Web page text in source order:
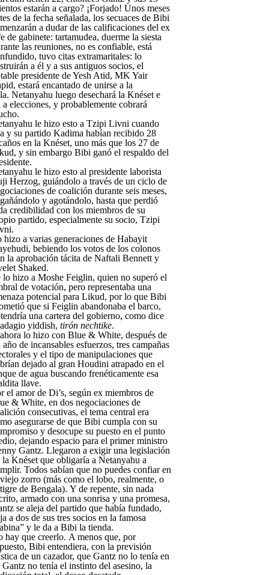
estarán a cargo? ¡Forjado! Unos meses
de la fecha señalada, los secuaces de Bibi
a dudar de las calificaciones del ex
de gabinete: tartamudea, duerme la siesta
las reuniones, no es confiable, está
tuvo citas extramaritales: lo
a él y a sus antiguos socios, el
presidente de Yesh Atid, MK Yair
estará encantado de unirse a la
Netanyahu luego desechará la Knéset e
a elecciones, y probablemente cobrará
le hizo esto a Tzipi Livni cuando
y su partido Kadima habían recibido 28
en la Knéset, uno más que los 27 de
y sin embargo Bibi ganó el respaldo del
le hizo esto al presidente laborista
Herzog, guiándolo a través de un ciclo de
de coalición durante seis meses,
y agotándolo, hasta que perdió
credibilidad con los miembros de su
partido, especialmente su socio, Tzipi
hizo a varias generaciones de Habayit
bebiendo los votos de los colonos
la aprobación tácita de Naftali Bennett y
Shaked.
lo hizo a Moshe Feiglin, quien no superó el
de votación, pero representaba una
potencial para Likud, por lo que Bibi
que si Feiglin abandonaba el barco,
una cartera del gobierno, como dice
yiddish, tirón nechtike.
lo hizo con Blue & White, después de
año de incansables esfuerzos, tres campañas
y el tipo de manipulaciones que
dejado al gran Houdini atrapado en el
de agua buscando frenéticamente esa
llave.
el amor de Di’s, según ex miembros de
& White, en dos negociaciones de
consecutivas, el tema central era
asegurarse de que Bibi cumpla con su
y desocupe su puesto en el punto
dejando espacio para el primer ministro
Gantz. Llegaron a exigir una legislación
la Knéset que obligaría a Netanyahu a
Todos sabían que no puedes confiar en
zorro (más como el lobo, realmente, o
de Bengala). Y de repente, sin nada
armado con una sonrisa y una promesa,
se aleja del partido que había fundado,
a dos de sus tres socios en la famosa
y le da a Bibi la tienda.
hay que creerlo. A menos que, por
Bibi entendiera, con la previsión
de un cazador, que Gantz no lo tenía en
Gantz no tenía el instinto del asesino, la